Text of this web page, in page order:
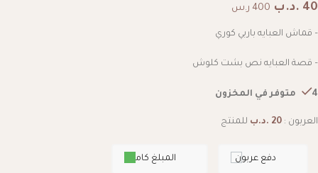
40 .د.ب 400 ر.س
– قماش العبايه باربي كوري
– قصة العبايه نص بشت كلوش
4 متوفر في المخزون
العربون : 20 .د.ب للمنتج
المبلغ كامل دفع عربون